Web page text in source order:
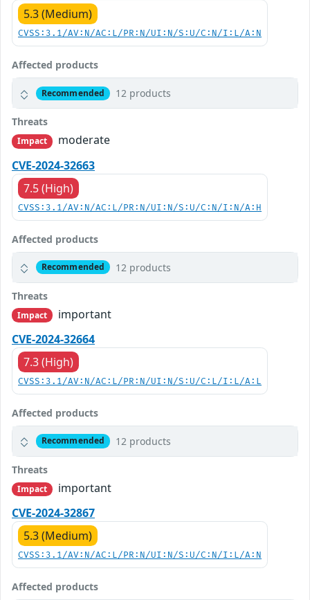
5.3 (Medium)
CVSS:3.1/AV:N/AC:L/PR:N/UI:N/S:U/C:N/I:L/A:N
Affected products
Recommended 12 products
Threats
Impact
moderate
CVE-2024-32663
7.5 (High)
CVSS:3.1/AV:N/AC:L/PR:N/UI:N/S:U/C:N/I:N/A:H
Affected products
Recommended 12 products
Threats
Impact
important
CVE-2024-32664
7.3 (High)
CVSS:3.1/AV:N/AC:L/PR:N/UI:N/S:U/C:L/I:L/A:L
Affected products
Recommended 12 products
Threats
Impact
important
CVE-2024-32867
5.3 (Medium)
CVSS:3.1/AV:N/AC:L/PR:N/UI:N/S:U/C:N/I:L/A:N
Affected products